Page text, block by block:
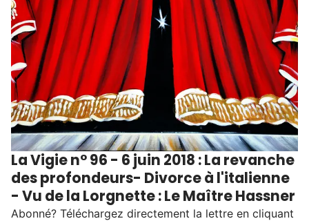
La Vigie n° 96 - 6 juin 2018 : La revanche
des profondeurs- Divorce à l'italienne
- Vu de la Lorgnette : Le Maître Hassner
Abonné? Téléchargez directement la lettre en cliquant